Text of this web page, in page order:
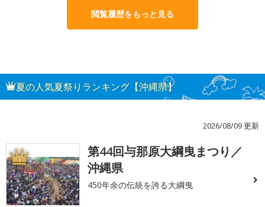
閲覧履歴をもっと見る
夏の人気夏祭りランキング【沖縄県】
2026/08/09 更新
1
第44回与那原大綱曳まつり／
沖縄県
450年余の伝統を誇る大綱曳